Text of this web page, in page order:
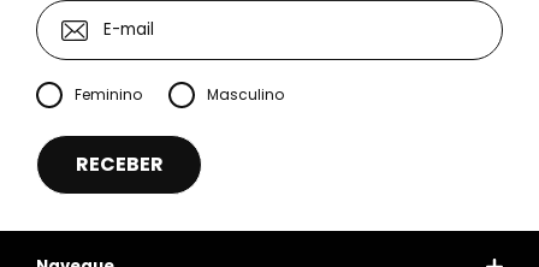
Feminino Masculino